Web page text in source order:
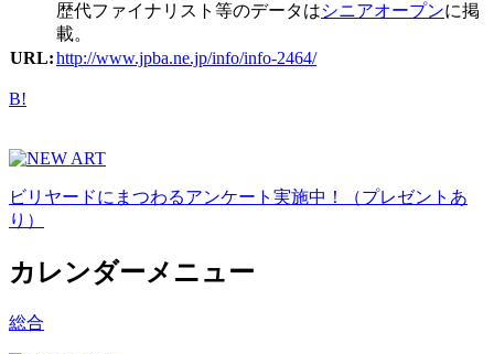
歴代ファイナリスト等のデータはシニアオープンに掲
載。
URL:http://www.jpba.ne.jp/info/info-2464/
B!
ビリヤードにまつわるアンケート実施中！（プレゼントあ
り）
カレンダーメニュー
総合